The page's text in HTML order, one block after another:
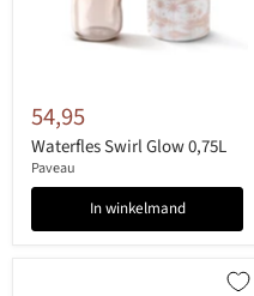
54,95
Waterfles Swirl Glow 0,75L
Paveau
In winkelmand